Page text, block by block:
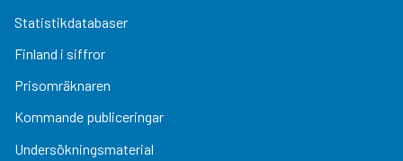
Statistikdatabaser
Finland i siffror
Prisomräknaren
Kommande publiceringar
Undersökningsmaterial